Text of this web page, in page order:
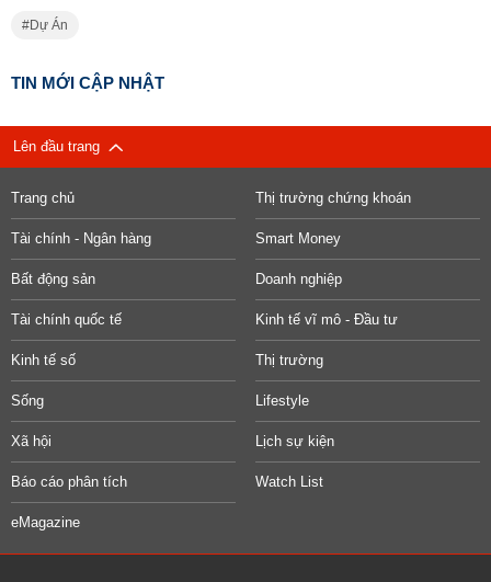
Dự Án
TIN MỚI CẬP NHẬT
Lên đầu trang
Trang chủ Thị trường chứng khoán
Tài chính - Ngân hàng Smart Money
Bất động sản Doanh nghiệp
Tài chính quốc tế Kinh tế vĩ mô - Đầu tư
Kinh tế số Thị trường
Sống Lifestyle
Xã hội Lịch sự kiện
Báo cáo phân tích Watch List
eMagazine